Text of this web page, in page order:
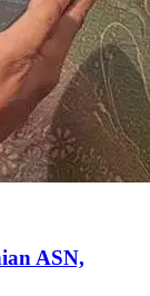
ASN,